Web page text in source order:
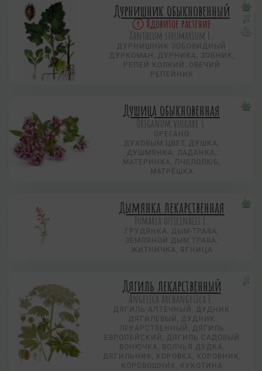
Дурнишник обыкновенный
Ядовитое растение
Xanthium strumarium L.
ДУРНИШНИК ЗОБОВИДНЫЙ
ДУРКОМАН, ДУРНИКА, ЗОБНИК,
РЕПЕЙ КОЛКИЙ, ОВЕЧИЙ
РЕПЕЙНИК
Душица обыкновенная
Origanum vulgare L.
ОРЕГАНО
ДУХОВЫМ ЦВЕТ, ДУШКА,
ДУШМЯНКА, ЛАДАНКА,
МАТЕРИНКА, ПЧЕЛОЛЮБ,
МАТРЁШКА
Дымянка лекарственная
Fumaria officinalis L.
ГРУДЯНКА, ДЫМ-ТРАВА,
ЗЕМЛЯНОЙ ДЫМ ТРАВА,
ЖИТНИЧКА, ЯГНИЦА
Дягиль лекарственный
Angelica archangelica L.
ДЯГИЛЬ АПТЕЧНЫЙ, ДУДНИК
ДЯГИЛЕВЫЙ, ДУДНИК
ЛЕКАРСТВЕННЫЙ, ДЯГИЛЬ
ЕВРОПЕЙСКИЙ, ДЯГИЛЬ САДОВЫЙ
ВОНЮЧКА, ВОЛЧЬЯ ДУДКА,
ДЯГИЛЬНИК, КОРОВКА, КОРОВНИК,
КОРОВОШНИК, КУКОТИНА